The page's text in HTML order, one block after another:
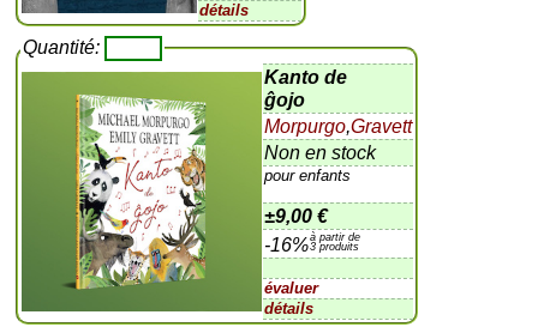
détails
Quantité:
Kanto de
ĝojo
Morpurgo,Gravett
Non en stock
pour enfants
±9,00 €
-16%à partir de
3 produits
évaluer
détails